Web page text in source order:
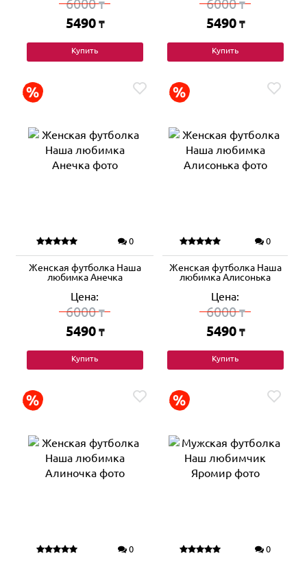
6000₸
5490 ₸
Купить
6000₸
5490 ₸
Купить
0
Женская футболка Наша
любимка Анечка
Цена:
6000₸
5490 ₸
Купить
0
Женская футболка Наша
любимка Алисонька
Цена:
6000₸
5490 ₸
Купить
0 0